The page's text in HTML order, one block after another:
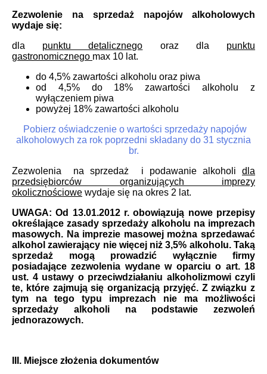
Zezwolenie na sprzedaż napojów alkoholowych
wydaje się:
dla punktu detalicznego oraz dla punktu
gastronomicznego max 10 lat.
do 4,5% zawartości alkoholu oraz piwa
od 4,5% do 18% zawartości alkoholu z
wyłączeniem piwa
powyżej 18% zawartości alkoholu
Pobierz oświadczenie o wartości sprzedaży napojów
alkoholowych za rok poprzedni składany do 31 stycznia
br.
Zezwolenia na sprzedaż i podawanie alkoholi dla
przedsiębiorców organizujących imprezy
okolicznościowe wydaje się na okres 2 lat.
UWAGA: Od 13.01.2012 r. obowiązują nowe przepisy
określające zasady sprzedaży alkoholu na imprezach
masowych. Na imprezie masowej można sprzedawać
alkohol zawierający nie więcej niż 3,5% alkoholu. Taką
sprzedaż mogą prowadzić wyłącznie firmy
posiadające zezwolenia wydane w oparciu o art. 18
ust. 4 ustawy o przeciwdziałaniu alkoholizmowi czyli
te, które zajmują się organizacją przyjęć. Z związku z
tym na tego typu imprezach nie ma możliwości
sprzedaży alkoholi na podstawie zezwoleń
jednorazowych.
III. Miejsce złożenia dokumentów